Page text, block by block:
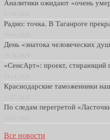
Аналитики ожидают «очень
Радио: точка. В Таганроге
День «знатока человеческих
«СенсАрт»: проект, стирающий
Краснодарские таможенники
По следам перегретой
Все новости